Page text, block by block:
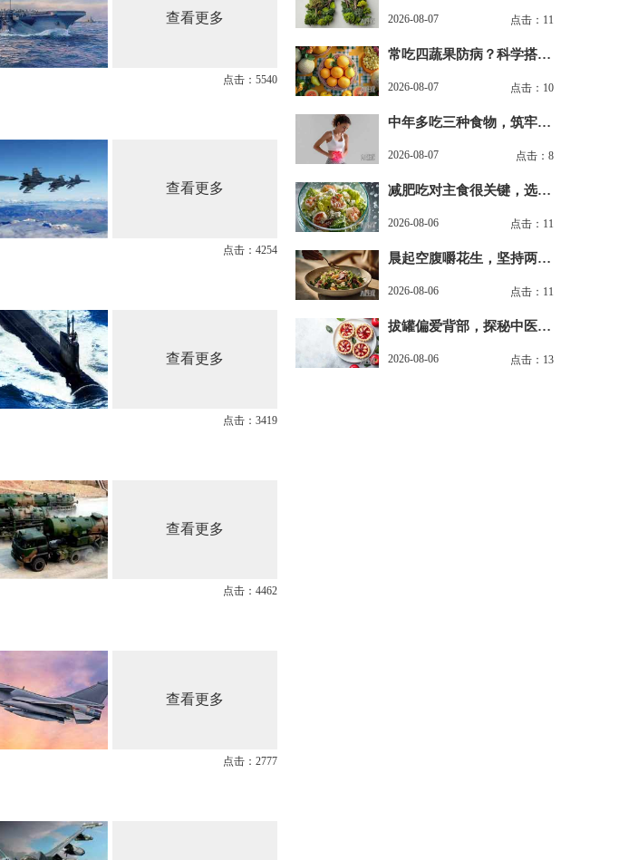
查看更多
点击：5540
查看更多
点击：4254
查看更多
点击：3419
查看更多
点击：4462
查看更多
点击：2777
2026-08-07 点击：11
常吃四蔬果防病？科学搭配
2026-08-07 点击：10
中年多吃三种食物，筑牢身
2026-08-07 点击：8
减肥吃对主食很关键，选对
2026-08-06 点击：11
晨起空腹嚼花生，坚持两周
2026-08-06 点击：11
拔罐偏爱背部，探秘中医经
2026-08-06 点击：13